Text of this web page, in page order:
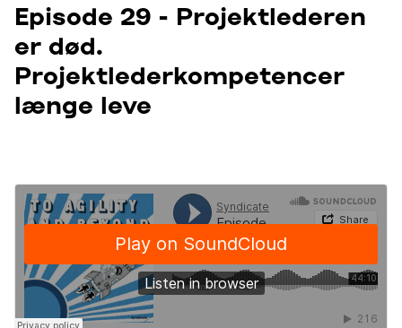
Episode 29 - Projektlederen
er død.
Projektlederkompetencer
længe leve